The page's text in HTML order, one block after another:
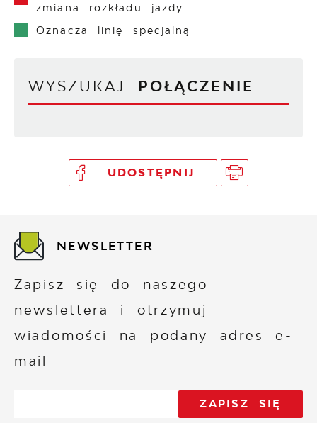
zmiana rozkładu jazdy
Oznacza linię specjalną
WYSZUKAJ POŁĄCZENIE
UDOSTĘPNIJ
NEWSLETTER
Zapisz się do naszego
newslettera i otrzymuj
wiadomości na podany adres e-
mail